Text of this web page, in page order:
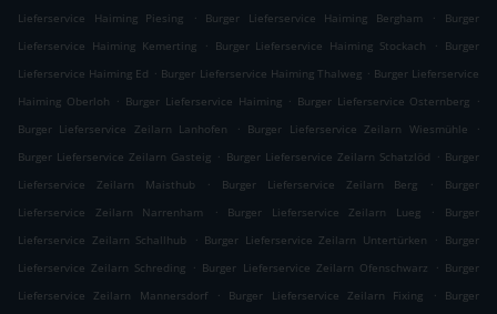
Lieferservice Haiming Piesing
. Burger Lieferservice Haiming Bergham .
Burger
Lieferservice Haiming Kemerting
. Burger Lieferservice Haiming Stockach . Burger
Lieferservice Haiming Ed . Burger Lieferservice Haiming Thalweg . Burger Lieferservice
Haiming Oberloh . Burger Lieferservice Haiming . Burger Lieferservice Osternberg .
Burger Lieferservice Zeilarn Lanhofen
. Burger Lieferservice Zeilarn Wiesmühle
.
Burger Lieferservice Zeilarn Gasteig . Burger Lieferservice Zeilarn Schatzlöd . Burger
Lieferservice Zeilarn Maisthub
. Burger Lieferservice Zeilarn Berg .
Burger
Lieferservice Zeilarn Narrenham
. Burger Lieferservice Zeilarn Lueg .
Burger
Lieferservice Zeilarn Schallhub
. Burger Lieferservice Zeilarn Untertürken . Burger
Lieferservice Zeilarn Schreding . Burger Lieferservice Zeilarn Ofenschwarz . Burger
Lieferservice Zeilarn Mannersdorf
. Burger Lieferservice Zeilarn Fixing .
Burger